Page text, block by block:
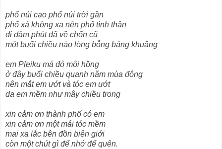
phố núi cao phố núi trời gần
phố xá không xa nên phố tình thân
đi dăm phút đã về chốn cũ
một buổi chiều nào lòng bỗng bâng khuâng
em Pleiku má đỏ môi hồng
ở đây buổi chiều quanh năm mùa đông
nên mắt em ướt và tóc em ướt
da em mềm như mây chiều trong
xin cảm ơn thành phố có em
xin cảm ơn một mái tóc mềm
mai xa lắc bên đồn biên giới
còn một chút gì để nhớ để quên.